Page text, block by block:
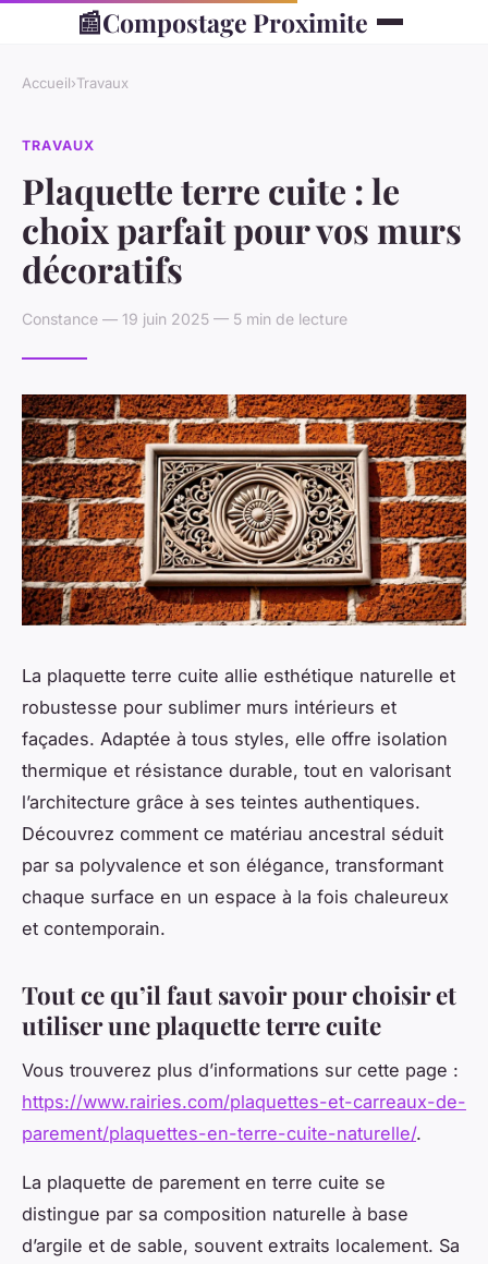
📰Compostage Proximite
Accueil›Travaux
TRAVAUX
Plaquette terre cuite : le
choix parfait pour vos murs
décoratifs
Constance — 19 juin 2025 — 5 min de lecture
La plaquette terre cuite allie esthétique naturelle et
robustesse pour sublimer murs intérieurs et
façades. Adaptée à tous styles, elle offre isolation
thermique et résistance durable, tout en valorisant
l’architecture grâce à ses teintes authentiques.
Découvrez comment ce matériau ancestral séduit
par sa polyvalence et son élégance, transformant
chaque surface en un espace à la fois chaleureux
et contemporain.
Tout ce qu’il faut savoir pour choisir et
utiliser une plaquette terre cuite
Vous trouverez plus d’informations sur cette page :
https://www.rairies.com/plaquettes-et-carreaux-de-
parement/plaquettes-en-terre-cuite-naturelle/.
La plaquette de parement en terre cuite se
distingue par sa composition naturelle à base
d’argile et de sable, souvent extraits localement. Sa